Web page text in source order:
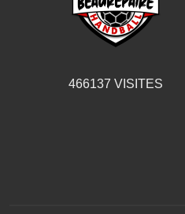
466137 VISITES